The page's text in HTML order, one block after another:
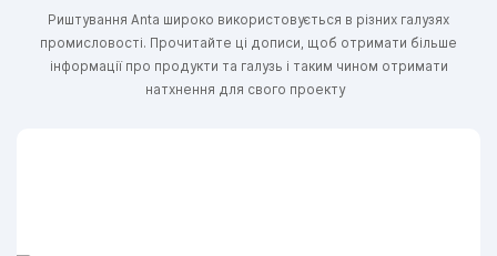
Риштування Anta широко використовується в різних галузях
промисловості. Прочитайте ці дописи, щоб отримати більше
інформації про продукти та галузь і таким чином отримати
натхнення для свого проекту